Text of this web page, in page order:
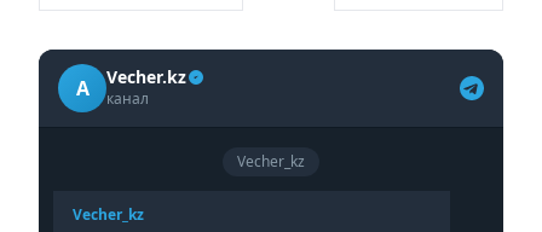
A Vecher.kz
канал
Vecher_kz
Vecher_kz